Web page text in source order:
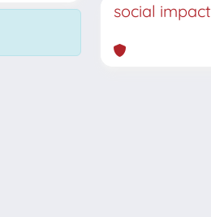
social impact